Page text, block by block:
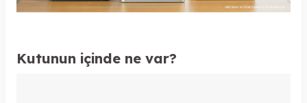
Kutunun içinde ne var?